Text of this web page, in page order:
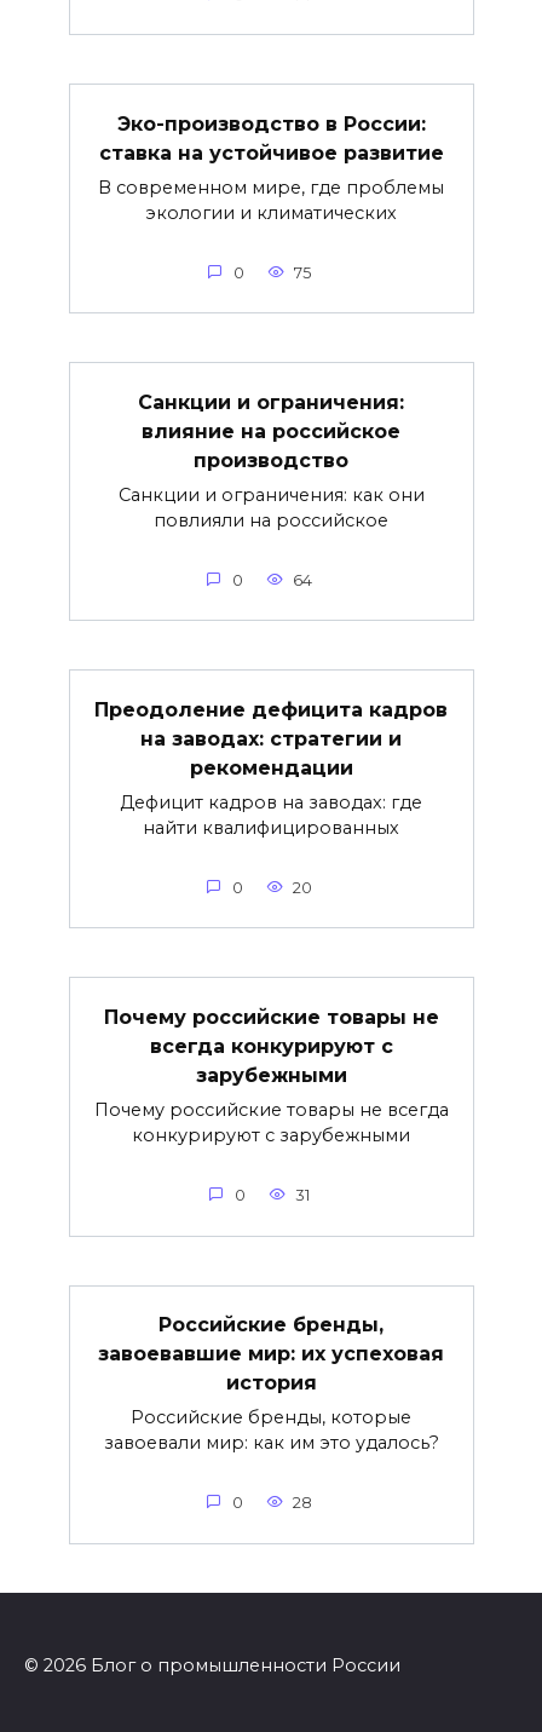
Эко-производство в России:
ставка на устойчивое развитие
В современном мире, где проблемы
экологии и климатических
0 75
Санкции и ограничения:
влияние на российское
производство
Санкции и ограничения: как они
повлияли на российское
0 64
Преодоление дефицита кадров
на заводах: стратегии и
рекомендации
Дефицит кадров на заводах: где
найти квалифицированных
0 20
Почему российские товары не
всегда конкурируют с
зарубежными
Почему российские товары не всегда
конкурируют с зарубежными
0 31
Российские бренды,
завоевавшие мир: их успеховая
история
Российские бренды, которые
завоевали мир: как им это удалось?
0 28
© 2026 Блог о промышленности России